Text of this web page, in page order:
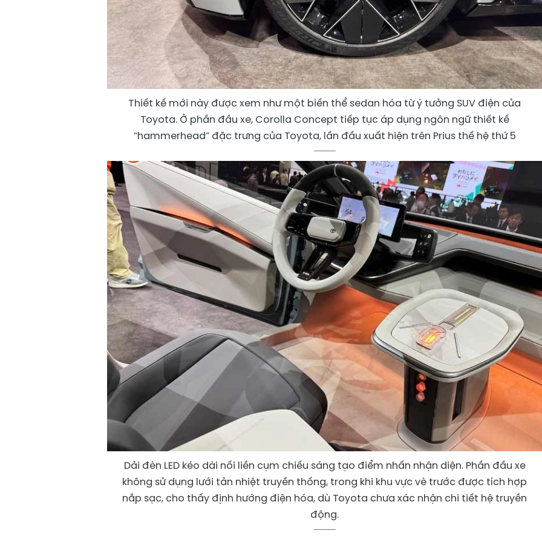
Thiết kế mới này được xem như một biến thể sedan hóa từ ý tưởng SUV điện của
Toyota. Ở phần đầu xe, Corolla Concept tiếp tục áp dụng ngôn ngữ thiết kế
“hammerhead” đặc trưng của Toyota, lần đầu xuất hiện trên Prius thế hệ thứ 5
Dải đèn LED kéo dài nối liền cụm chiếu sáng tạo điểm nhấn nhận diện. Phần đầu xe
không sử dụng lưới tản nhiệt truyền thống, trong khi khu vực vè trước được tích hợp
nắp sạc, cho thấy định hướng điện hóa, dù Toyota chưa xác nhận chi tiết hệ truyền
động.